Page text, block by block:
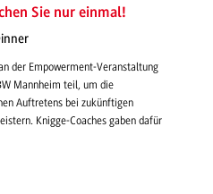
Sie nur einmal!
der Empowerment-Veranstaltung
Mannheim teil, um die
Auftretens bei zukünftigen
Knigge-Coaches gaben dafür